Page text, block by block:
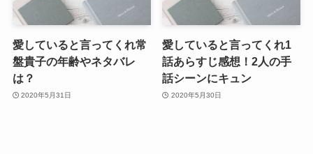
愛していると言ってくれ常
盤貴子の年齢やネタバレ
は？
2020年5月31日
愛していると言ってくれ1
話あらすじ感想！2人の手
話シーンにキュン
2020年5月30日